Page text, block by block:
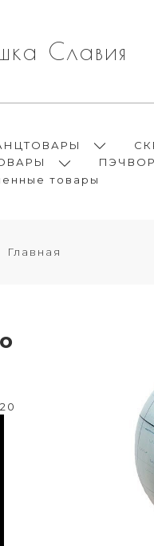
Славия
товары
Главная